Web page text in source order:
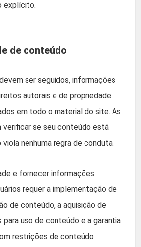
explícito.
de conteúdo
ser seguidos, informações
autorais e de propriedade
em todo o material do site. As
verificar se seu conteúdo está
nenhuma regra de conduta.
e fornecer informações
requer a implementação de
de conteúdo, a aquisição de
para uso de conteúdo e a garantia
restrições de conteúdo